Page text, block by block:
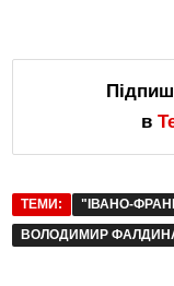
в
ТЕМИ:
"ІВАНО-
ВОЛОДИМИР